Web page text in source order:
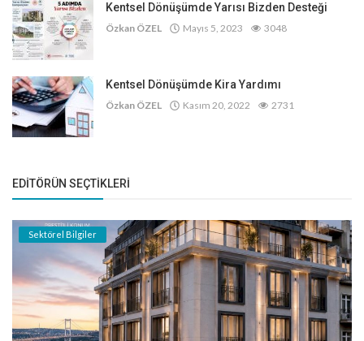
Kentsel Dönüşümde Yarısı Bizden Desteği
Özkan ÖZEL Mayıs 5, 2023 3048
Kentsel Dönüşümde Kira Yardımı
Özkan ÖZEL Kasım 20, 2022 2731
EDITÖRÜN SEÇTIKLERI
Sektörel Bilgiler